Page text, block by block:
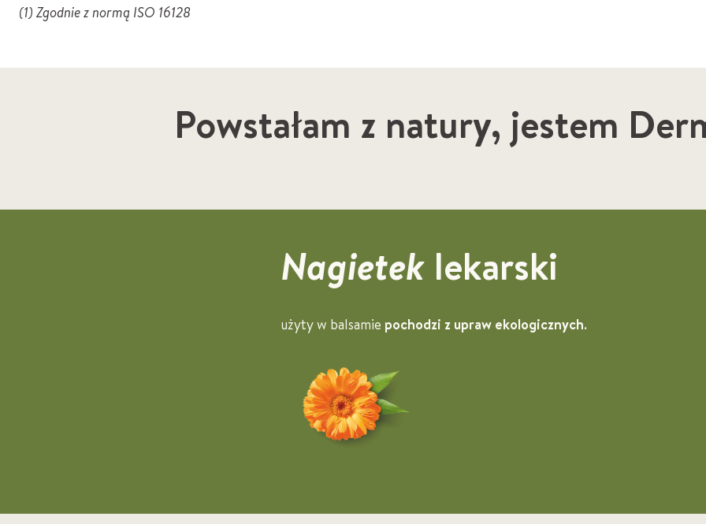
(1) Zgodnie z normą ISO 16128
Powstałam z natury, jestem
Nagietek lekarski
użyty w balsamie pochodzi z upraw ekologicznych.